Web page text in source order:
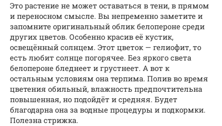
Это растение не может оставаться в тени, в прямом
и переносном смысле. Вы непременно заметите и
запомните оригинальный облик белопероне среди
других цветов. Особенно красив её кустик,
освещённый солнцем. Этот цветок — гелиофит, то
есть любит солнце погорячее. Без яркого света
белопероне бледнеет и грустнеет. А вот к
остальным условиям она терпима. Полив во время
цветения обильный, влажность предпочтительна
повышенная, но подойдёт и средняя. Будет
благодарна она за водные процедуры и подкормки.
Полезна стрижка.